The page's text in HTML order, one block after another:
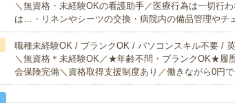
＼無資格・未経験OKの看護助手／医療行為は一切行
は…・リネンやシーツの交換・病院内の備品管理やチ
職種未経験OK / ブランクOK / パソコンスキル不要 /
＼無資格＊未経験OK／★年齢不問・ブランクOK★履
会保険完備＼資格取得支援制度あり／働きながら0円